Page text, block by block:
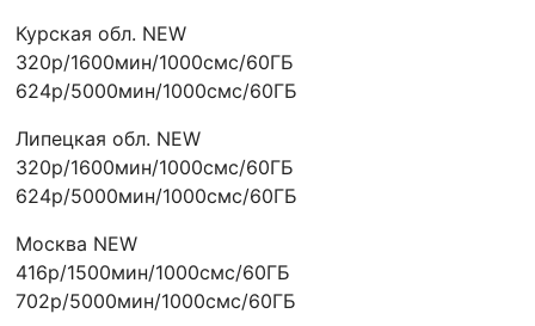
Курская обл. NEW
320р/1600мин/1000смс/60ГБ
624р/5000мин/1000смс/60ГБ
Липецкая обл. NEW
320р/1600мин/1000смс/60ГБ
624р/5000мин/1000смс/60ГБ
Москва NEW
416р/1500мин/1000смс/60ГБ
702р/5000мин/1000смс/60ГБ